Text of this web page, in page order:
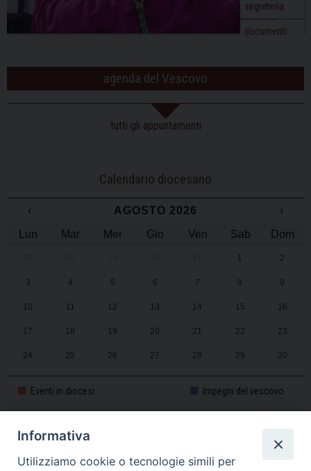
segreteria
documenti
agenda del Vescovo
tutti gli appuntamenti
Calendario diocesano
‹ AGOSTO 2026
›
Lun
Mar Mer Gio Ven Sab Dom
1 2
3 4 5 6 7 8 9
10 11 12 13 14 15 16
17 18 19 20 21 22 23
24 25 26 27 28 29 30
31 1 2 3 4 5 6
Eventi in diocesi Impegni del vescovo
CALENDARIO PASTORALE 2025-2026
Informativa
Utilizziamo cookie o tecnologie simili per